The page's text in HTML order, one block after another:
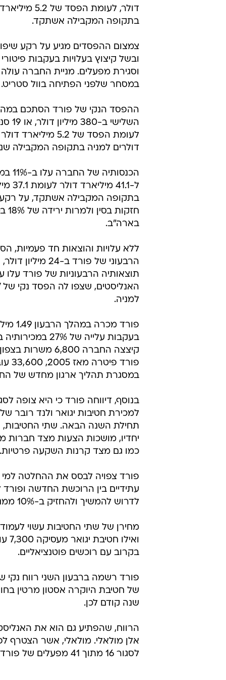
דולר, לעומת הפסד של
בתקופה המקבילה אשתקד.
צמצום ההפסדים מגיע על רקע
ובשל קיצוץ בעלויות בעקבות
במסחר שלפני הפתיחה בוול סטריט.
ההפסד הנקי של פורד הסתכם
השלישי
דולרים למניה בתקופה המקבילה
ל-41.1
בתקופה המקבילה אשתקד, על רקע
בארה"ב.
ללא עלויות והוצאות חד פעמיות,
הרבעוני של פורד ב-24
תוצאותיה הרבעוניות של פורד עלו
למניה.
פורד
בעקבות עלייה של 27%
קיצצה החברה 6,800
פורד
במסגרת תהליך ארגון מחדש של
בנוסף, דיווחה פורד כי היא צופה
למכירת חטיבות יגואר ולנד רובר
תחילת השנה הבאה. שתי החטיבות,
יחדיו, מושכות הצעות מצד חברות
כמו גם מצד קרנות השקעה פרטיות.
פורד צפויה לבסס את ההחלטה למי
עתידיים בין הרוכשת החדשה ופורד
לדרוש להמשיך ולהחזיק ב-10% ממניות החטיבות, בדומה לאחזקותיה באסטון מרטין.
בקרוב עם רוכשים פוטנציאליים.
שנה קודם לכן.
הרווח, שהפתיע גם הוא את
אלן מולאלי. מולאלי, אשר הצטרף
לסגור 16 מתוך 41 מפעלים של פורד באמריקה הצפונית כדי לחסוך בעלויות.